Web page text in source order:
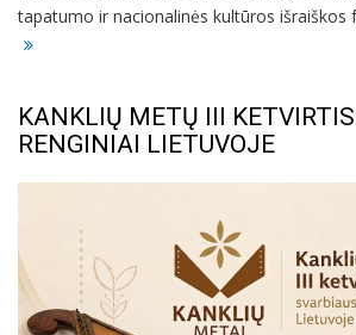
tapatumo ir nacionalinės kultūros išraiškos
KANKLIŲ METŲ III
RENGINIAI LIETUVOJE